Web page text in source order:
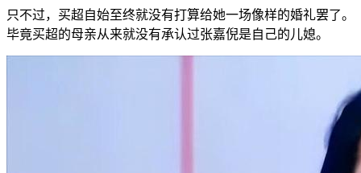
只不过，买超自始至终就没有打算给她一场像样的婚礼罢了。
毕竟买超的母亲从来就没有承认过张嘉倪是自己的儿媳。